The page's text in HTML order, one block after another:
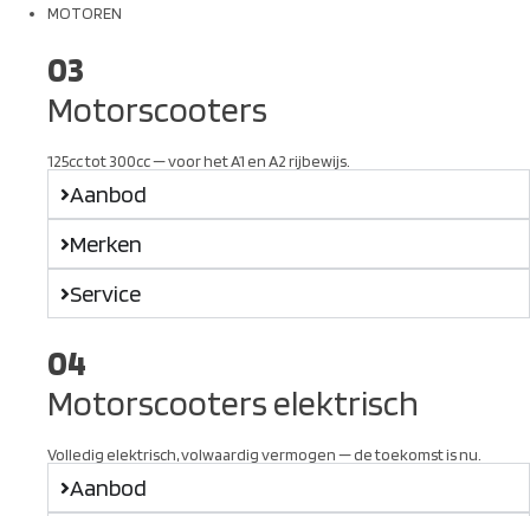
MOTOREN
03
Motorscooters
125cc tot 300cc — voor het A1 en A2 rijbewijs.
Aanbod
Merken
Service
04
Motorscooters elektrisch
Volledig elektrisch, volwaardig vermogen — de toekomst is nu.
Aanbod